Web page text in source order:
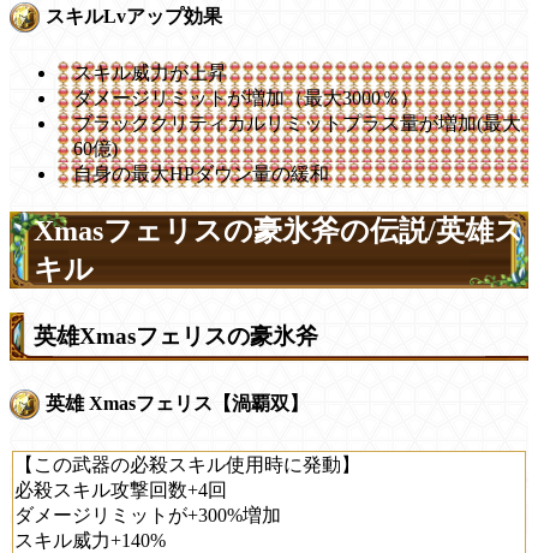
スキルLvアップ効果
スキル威力が上昇
ダメージリミットが増加（最大3000％）
ブラッククリティカルリミットプラス量が増加(最大
60億)
自身の最大HPダウン量の緩和
Xmasフェリスの豪氷斧の伝説/英雄ス
キル
英雄Xmasフェリスの豪氷斧
英雄 Xmasフェリス【渦覇双】
【この武器の必殺スキル使用時に発動】
必殺スキル攻撃回数+4回
ダメージリミットが+300%増加
スキル威力+140%